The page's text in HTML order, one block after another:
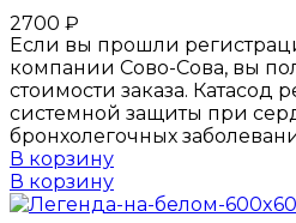
2700 ₽
Если вы прошли
компании Сово-Сова, вы
стоимости заказа. Катасод
системной защиты при
бронхолегочных
В корзину
В корзину